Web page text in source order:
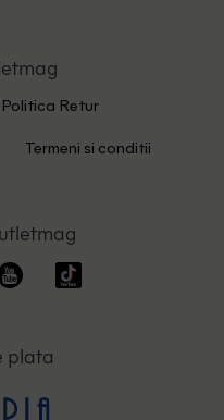
Politica Retur
Termeni si conditii
plata